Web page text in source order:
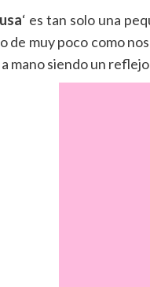
‘ es tan solo una
de muy poco como
mano siendo un